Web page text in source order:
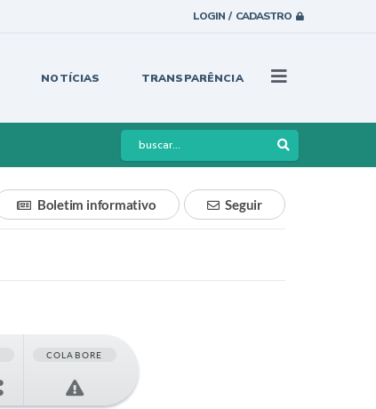
LOGIN / CADASTRO
NOTÍCIAS TRANSPARÊNCIA
Seguir
Boletim informativo
COLABORE